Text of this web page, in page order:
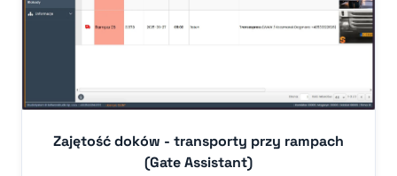
Zajętość doków - transporty przy rampach
(Gate Assistant)